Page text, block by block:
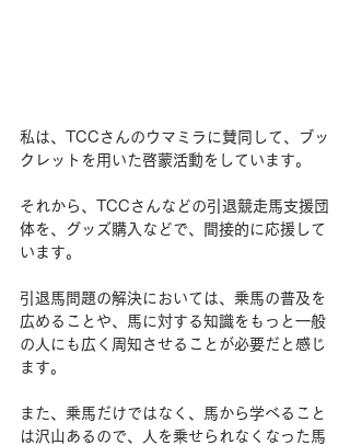
私は、TCCさんのウマミラに賛同して、ブッ
クレットを用いた啓蒙活動をしています。
それから、TCCさんなどの引退競走馬支援団
体を、グッズ購入などで、間接的に応援して
います。
引退馬問題の解決においては、乗馬の普及を
広めることや、馬に対する知識をもっと一般
の人にも広く周知させることが必要だと感じ
ます。
また、乗馬だけではなく、馬から学べること
は沢山あるので、人を乗せられなくなった馬